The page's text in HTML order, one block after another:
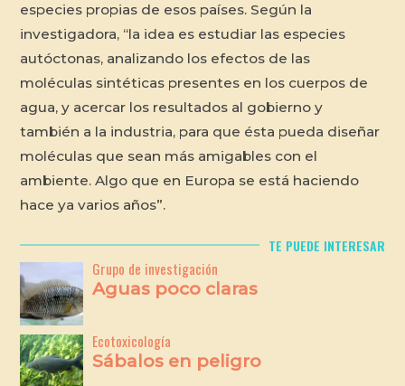
especies propias de esos países. Según la
investigadora, “la idea es estudiar las especies
autóctonas, analizando los efectos de las
moléculas sintéticas presentes en los cuerpos de
agua, y acercar los resultados al gobierno y
también a la industria, para que ésta pueda diseñar
moléculas que sean más amigables con el
ambiente. Algo que en Europa se está haciendo
hace ya varios años”.
TE PUEDE INTERESAR
Grupo de investigación
Aguas poco claras
Ecotoxicología
Sábalos en peligro